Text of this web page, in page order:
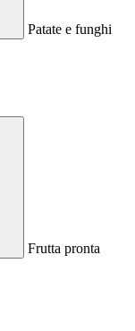
Patate e funghi
Frutta pronta